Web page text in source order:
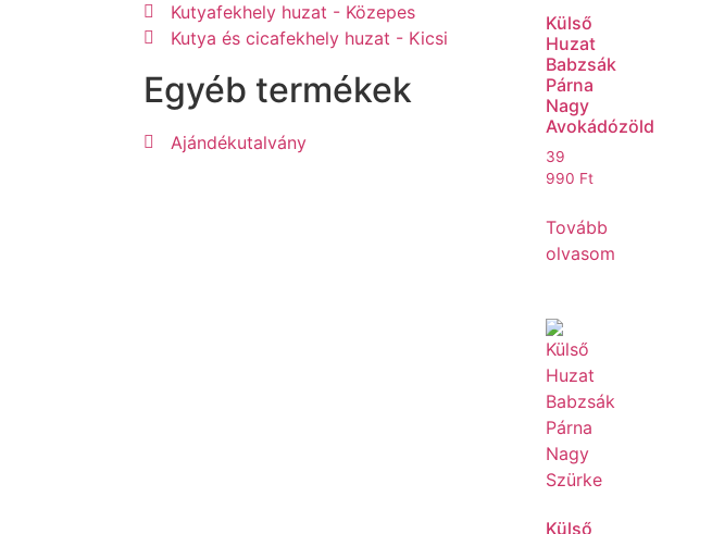
Kutyafekhely huzat - Közepes
Kutya és cicafekhely huzat - Kicsi
Egyéb termékek
Ajándékutalvány
Külső
Huzat
Babzsák
Párna
Nagy
Avokádózöld
39
990 Ft
Tovább
olvasom
Külső